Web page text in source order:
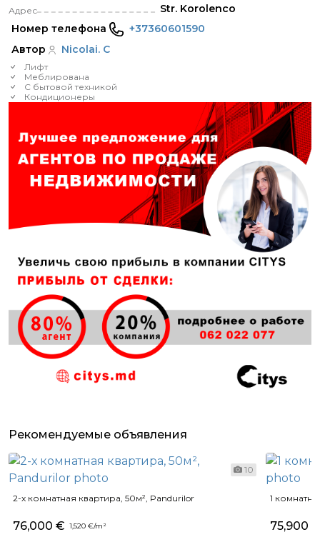
Адрес
Str. Korolenco
Номер телефона
+37360601590
Автор
Nicolai. C
Лифт
Меблирована
С бытовой техникой
Кондиционеры
Рекомендуемые объявления
10
2-х комнатная квартира, 50м², Pandurilor
76,000 € 1,520 €/m²
1
75,900